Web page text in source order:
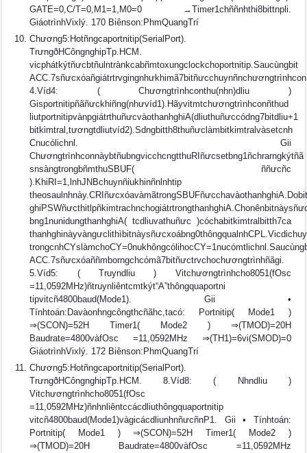
GATE=0,C/T=0,M1=1,M0=0 →Timer1chññnhthi8bittnpli.
GiáotrìnhVixlý. 170 Biênson:PhmQuangTrí
Chương5:Hotñngcaportnitip(SerialPort).
TrưngðHCôngnghipTp.HCM.
vicphátkýtñưcbtñulntrànkcabñmtoxungclockchoportnitip.Saucùngbit
4.Víd4: ( Chươngtrìnhconthu(nhn)dliu )
Gisportnitipñãñưckhiñng(nhưvíd1).Hãyvitmtchươngtrìnhconñthud
liutportnitipvànpgiátrthuñưcvàothanhghiA(dliuthuñưccódng7bitdliu+1
bitkimtral,tươngtdliutvíd2).Sdngbitth8thuñưclàmbitkimtralvàsetcnh
Cnucólichnl. Gii
ChươngtrìnhconnàybtñubngvicchcngtthuRIñưcsetbng1ñchrarngkýtñã
snsàngtrongbñmthuSBUF( ññưcñc
).KhiRI=1,lnhJNBchuynñiukhinñnlnhtip
bng1nunidungthanhghiA( tcdliuvathuñưc )cóchabitkimtralbitth7ca
ACC.7sñưcxóaññmborngchcómã7bitñưctrvchochươngtrìnhñãgi.
5.Víd5: ( Truyndliu ) Vitchươngtrìnhcho8051(fOsc
=11,0592MHz)ñtruynliêntcmtkýt“A”thôngquaportni
tipvitcñ4800baud(Mode1). Gii •
Tínhtoán:Davàonhngcôngthcñãhc,tacó: Portnitip( Mode1 )
⇒(SCON)=52H Timer1( Mode2 ) ⇒(TMOD)=20H
Baudrate=4800vàfOsc =11,0592MHz ⇒(TH1)=6vi(SMOD)=0
GiáotrìnhVixlý. 172 Biênson:PhmQuangTrí
Chương5:Hotñngcaportnitip(SerialPort).
TrưngðHCôngnghipTp.HCM. 8.Víd8: ( Nhndliu )
Vitchươngtrìnhcho8051(fOsc
=11,0592MHz)ñnhnliêntccácdliuthôngquaportnitip
vitcñ4800baud(Mode1)vàgicácdliunhnñưcñnP1. Gii • Tínhtoán:
Portnitip( Mode1 ) ⇒(SCON)=52H Timer1( Mode2 )
⇒(TMOD)=20H Baudrate=4800vàfOsc =11,0592MHz